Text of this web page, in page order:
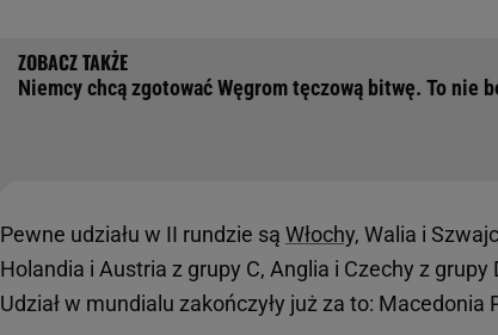
Niemcy chcą zgotować Węgrom tęczową bitwę. To nie
Pewne udziału w II rundzie są Włochy, Walia i
Holandia i Austria z grupy C, Anglia i Czechy z grupy
Udział w mundialu zakończyły już za to: Macedonia